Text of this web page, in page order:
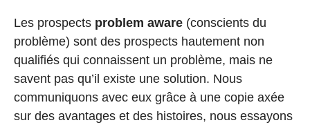
Les prospects problem aware (conscients du
problème) sont des prospects hautement non
qualifiés qui connaissent un problème, mais ne
savent pas qu’il existe une solution. Nous
communiquons avec eux grâce à une copie axée
sur des avantages et des histoires, nous essayons